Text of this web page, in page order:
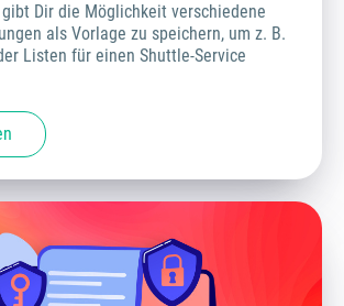
Dir die Möglichkeit verschiedene
als Vorlage zu speichern, um z. B.
Listen für einen Shuttle-Service